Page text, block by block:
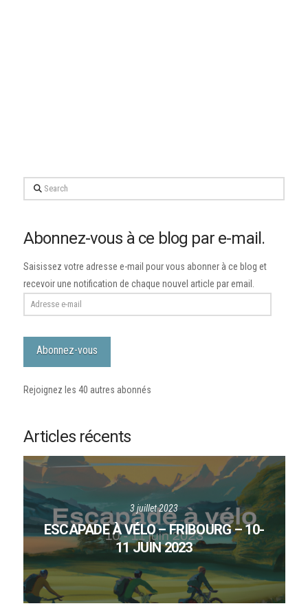
Search
Abonnez-vous à ce blog par e-mail.
Saisissez votre adresse e-mail pour vous abonner à ce blog et
recevoir une notification de chaque nouvel article par email.
Adresse
e-
mail
Abonnez-vous
Rejoignez les 40 autres abonnés
Articles récents
3 juillet 2023
ESCAPADE À VÉLO – FRIBOURG – 10-
11 JUIN 2023